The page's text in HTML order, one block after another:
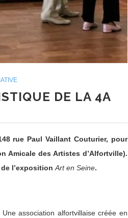
DE LA 4A
rue Paul Vaillant Couturier, pour
Amicale des Artistes d’Alfortville).
l’exposition Art en Seine.
. Une association alfortvillaise créée en